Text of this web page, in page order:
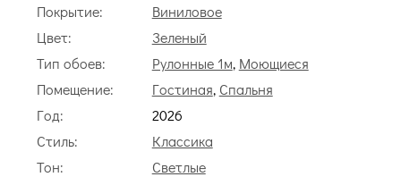
Покрытие:
Виниловое
Цвет:
Зеленый
Тип обоев:
Рулонные 1м, Моющиеся
Помещение:
Гостиная, Спальня
Год:
2026
Стиль:
Классика
Тон:
Светлые